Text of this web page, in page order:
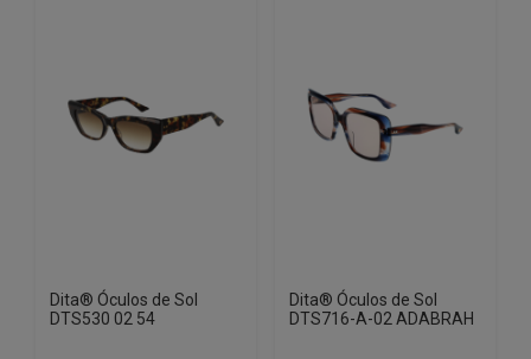
Dita® Óculos de Sol
DTS530 02 54
Dita® Óculos de Sol
DTS716-A-02 ADABRAH